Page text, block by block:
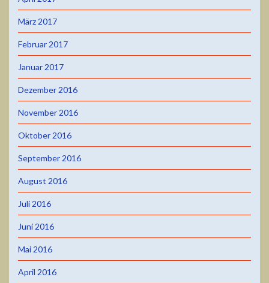
März 2017
Februar 2017
Januar 2017
Dezember 2016
November 2016
Oktober 2016
September 2016
August 2016
Juli 2016
Juni 2016
Mai 2016
April 2016